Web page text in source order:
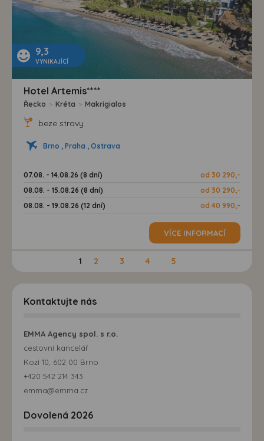
9,3
VYNIKAJÍCÍ
Hotel Artemis****
Řecko > Kréta > Makrigialos
beze stravy
Brno , Praha , Ostrava
07.08. - 14.08.26 (8 dní)
od 30 290,-
08.08. - 15.08.26 (8 dní)
od 30 290,-
08.08. - 19.08.26 (12 dní)
od 40 990,-
VÍCE INFORMACÍ
1 2 3 4 5
Kontaktujte nás
EMMA Agency spol. s r.o.
cestovní kancelář
Kozí 10, 602 00 Brno
+420 542 214 343
emma@emma.cz
Dovolená 2026